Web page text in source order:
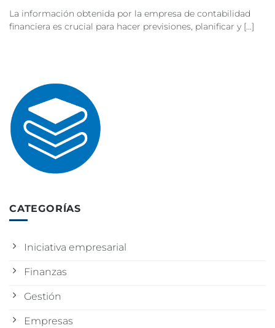
La información obtenida por la empresa de contabilidad
financiera es crucial para hacer previsiones, planificar y [...]
CATEGORÍAS
Iniciativa empresarial
Finanzas
Gestión
Empresas